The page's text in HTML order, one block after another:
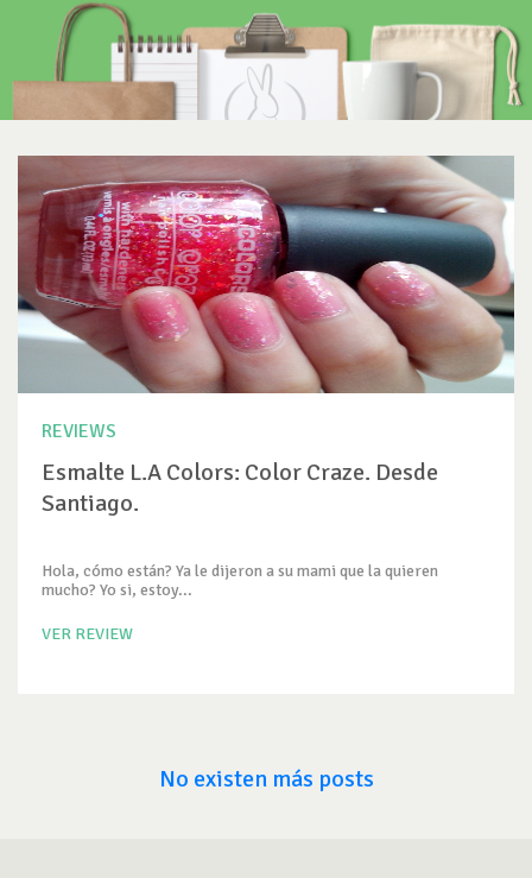
REVIEWS
Esmalte L.A Colors: Color Craze. Desde
Santiago.
Hola, cómo están? Ya le dijeron a su mami que la quieren
mucho? Yo si, estoy...
VER REVIEW
No existen más posts